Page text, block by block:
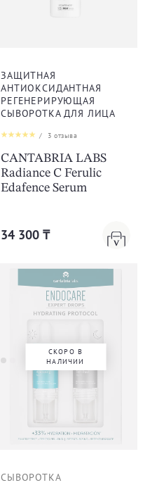
ЗАЩИТНАЯ
АНТИОКСИДАНТНАЯ
РЕГЕНЕРИРУЮЩАЯ
СЫВОРОТКА ДЛЯ ЛИЦА
/ 3 отзыва
CANTABRIA LABS
Radiance C Ferulic
Edafence Serum
34 300 ₸
СКОРО В
НАЛИЧИИ
СЫВОРОТКА